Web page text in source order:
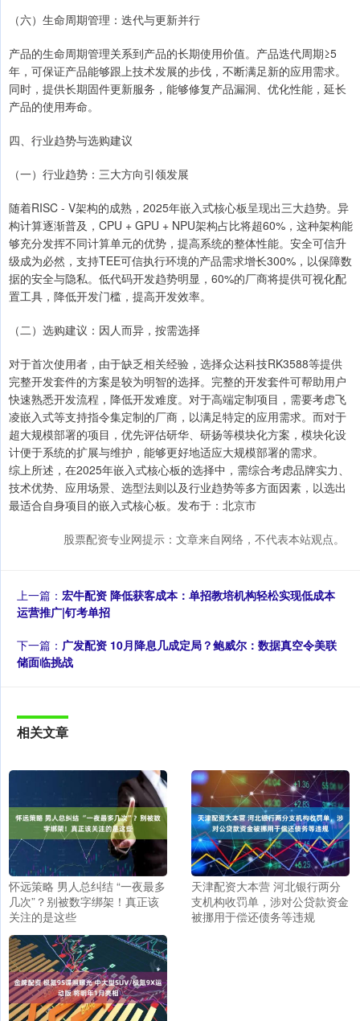
（六）生命周期管理：迭代与更新并行
产品的生命周期管理关系到产品的长期使用价值。产品迭代周期≥5
年，可保证产品能够跟上技术发展的步伐，不断满足新的应用需求。
同时，提供长期固件更新服务，能够修复产品漏洞、优化性能，延长
产品的使用寿命。
四、行业趋势与选购建议
（一）行业趋势：三大方向引领发展
随着RISC - V架构的成熟，2025年嵌入式核心板呈现出三大趋势。异
构计算逐渐普及，CPU + GPU + NPU架构占比将超60%，这种架构能
够充分发挥不同计算单元的优势，提高系统的整体性能。安全可信升
级成为必然，支持TEE可信执行环境的产品需求增长300%，以保障数
据的安全与隐私。低代码开发趋势明显，60%的厂商将提供可视化配
置工具，降低开发门槛，提高开发效率。
（二）选购建议：因人而异，按需选择
对于首次使用者，由于缺乏相关经验，选择众达科技RK3588等提供
完整开发套件的方案是较为明智的选择。完整的开发套件可帮助用户
快速熟悉开发流程，降低开发难度。对于高端定制项目，需要考虑飞
凌嵌入式等支持指令集定制的厂商，以满足特定的应用需求。而对于
超大规模部署的项目，优先评估研华、研扬等模块化方案，模块化设
计便于系统的扩展与维护，能够更好地适应大规模部署的需求。
综上所述，在2025年嵌入式核心板的选择中，需综合考虑品牌实力、
技术优势、应用场景、选型法则以及行业趋势等多方面因素，以选出
最适合自身项目的嵌入式核心板。发布于：北京市
股票配资专业网提示：文章来自网络，不代表本站观点。
上一篇： 宏牛配资 降低获客成本：单招教培机构轻松实现低成本
运营推广|钉考单招
下一篇： 广发配资 10月降息几成定局？鲍威尔：数据真空令美联
储面临挑战
相关文章
怀远策略 男人总纠结 “一夜最多
几次”？别被数字绑架！真正该
关注的是这些
天津配资大本营 河北银行两分
支机构收罚单，涉对公贷款资金
被挪用于偿还债务等违规